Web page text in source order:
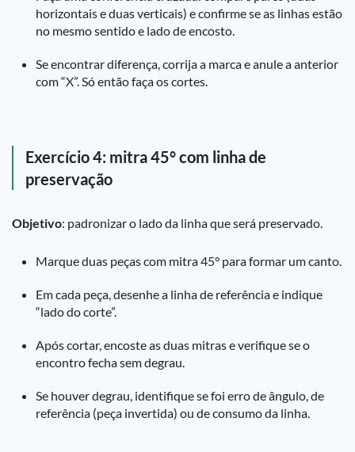
horizontais e duas verticais) e confirme se as linhas estão
no mesmo sentido e lado de encosto.
Se encontrar diferença, corrija a marca e anule a anterior
com “X”. Só então faça os cortes.
Exercício 4: mitra 45° com linha de
preservação
Objetivo: padronizar o lado da linha que será preservado.
Marque duas peças com mitra 45° para formar um canto.
Em cada peça, desenhe a linha de referência e indique
“lado do corte”.
Após cortar, encoste as duas mitras e verifique se o
encontro fecha sem degrau.
Se houver degrau, identifique se foi erro de ângulo, de
referência (peça invertida) ou de consumo da linha.